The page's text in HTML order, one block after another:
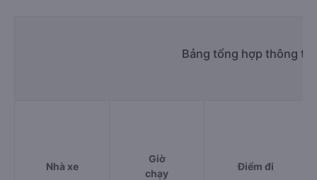
Bảng tổng hợp thông
Nhà xe
Giờ
chạy
Điểm đi